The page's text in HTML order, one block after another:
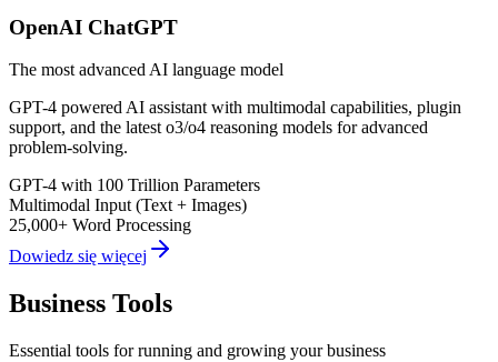
OpenAI ChatGPT
The most advanced AI language model
GPT-4 powered AI assistant with multimodal capabilities, plugin
support, and the latest o3/o4 reasoning models for advanced
problem-solving.
GPT-4 with 100 Trillion Parameters
Multimodal Input (Text + Images)
25,000+ Word Processing
Dowiedz się więcej
Business Tools
Essential tools for running and growing your business